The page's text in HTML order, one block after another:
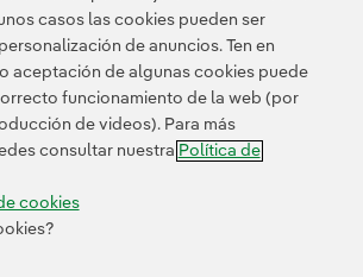
Política de Privacidad Información legal
en el uso de la IA Política de cookies
cookies Accesibilidad
casos las cookies pueden ser
de anuncios. Ten en
aceptación de algunas cookies puede
funcionamiento de la web (por
de videos). Para más
consultar nuestra Política de
cookies